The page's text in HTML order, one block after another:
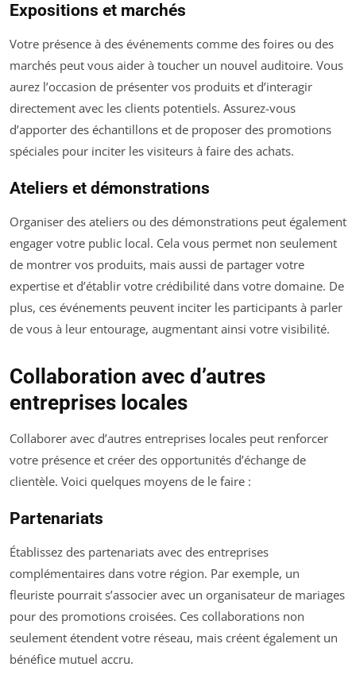
Expositions et marchés
Votre présence à des événements comme des foires ou des
marchés peut vous aider à toucher un nouvel auditoire. Vous
aurez l’occasion de présenter vos produits et d’interagir
directement avec les clients potentiels. Assurez-vous
d’apporter des échantillons et de proposer des promotions
spéciales pour inciter les visiteurs à faire des achats.
Ateliers et démonstrations
Organiser des ateliers ou des démonstrations peut également
engager votre public local. Cela vous permet non seulement
de montrer vos produits, mais aussi de partager votre
expertise et d’établir votre crédibilité dans votre domaine. De
plus, ces événements peuvent inciter les participants à parler
de vous à leur entourage, augmentant ainsi votre visibilité.
Collaboration avec d’autres
entreprises locales
Collaborer avec d’autres entreprises locales peut renforcer
votre présence et créer des opportunités d’échange de
clientèle. Voici quelques moyens de le faire :
Partenariats
Établissez des partenariats avec des entreprises
complémentaires dans votre région. Par exemple, un
fleuriste pourrait s’associer avec un organisateur de mariages
pour des promotions croisées. Ces collaborations non
seulement étendent votre réseau, mais créent également un
bénéfice mutuel accru.